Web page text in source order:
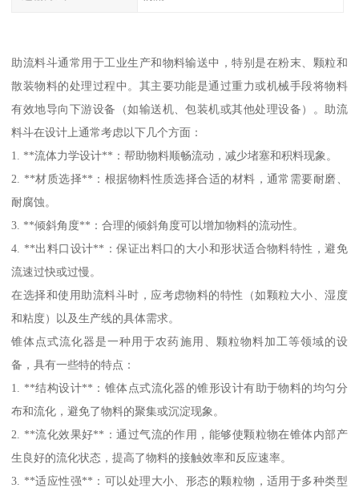
助流料斗通常用于工业生产和物料输送中，特别是在粉末、颗粒和
散装物料的处理过程中。其主要功能是通过重力或机械手段将物料
有效地导向下游设备（如输送机、包装机或其他处理设备）。助流
料斗在设计上通常考虑以下几个方面：
1. **流体力学设计**：帮助物料顺畅流动，减少堵塞和积料现象。
2. **材质选择**：根据物料性质选择合适的材料，通常需要耐磨、
耐腐蚀。
3. **倾斜角度**：合理的倾斜角度可以增加物料的流动性。
4. **出料口设计**：保证出料口的大小和形状适合物料特性，避免
流速过快或过慢。
在选择和使用助流料斗时，应考虑物料的特性（如颗粒大小、湿度
和粘度）以及生产线的具体需求。
锥体点式流化器是一种用于农药施用、颗粒物料加工等领域的设
备，具有一些特的特点：
1. **结构设计**：锥体点式流化器的锥形设计有助于物料的均匀分
布和流化，避免了物料的聚集或沉淀现象。
2. **流化效果好**：通过气流的作用，能够使颗粒物在锥体内部产
生良好的流化状态，提高了物料的接触效率和反应速率。
3. **适应性强**：可以处理大小、形态的颗粒物，适用于多种类型